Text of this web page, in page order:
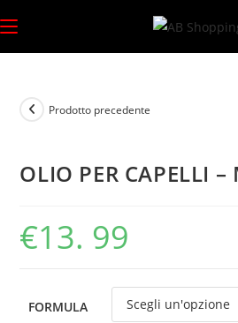
al
contenuto
Prodotto precedente
OLIO PER CAPELLI
€13. 99
FORMULA